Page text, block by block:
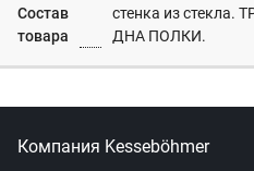
Состав
товара
стенка из
ДНА ПОЛКИ.
Компания Kesseböhmer